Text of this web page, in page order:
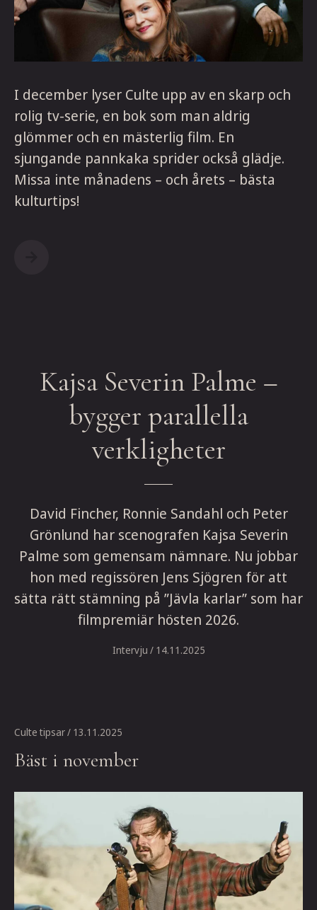
I december lyser Culte upp av en skarp och
rolig tv-serie, en bok som man aldrig
glömmer och en mästerlig film. En
sjungande pannkaka sprider också glädje.
Missa inte månadens – och årets – bästa
kulturtips!
Kajsa Severin Palme –
bygger parallella
verkligheter
David Fincher, Ronnie Sandahl och Peter
Grönlund har scenografen Kajsa Severin
Palme som gemensam nämnare. Nu jobbar
hon med regissören Jens Sjögren för att
sätta rätt stämning på ”Jävla karlar” som har
filmpremiär hösten 2026.
Intervju / 14.11.2025
Culte tipsar/ 13.11.2025
Bäst i november